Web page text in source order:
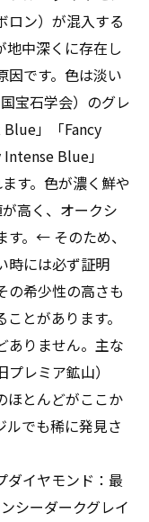
ロン）が混入する
地中深くに存在し
因です。色は淡い
宝石学会）のグレ
」「Fancy
Blue」
す。色が濃く鮮や
高く、オークシ
す。← そのため、
時には必ず証明
の希少性の高さも
とがあります。
ありません。主な
レミア鉱山）
ほとんどがここか
ルでも稀に発見さ
イヤモンド：最
シーダークグレイ